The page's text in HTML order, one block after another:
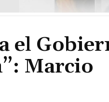
el
Marcio